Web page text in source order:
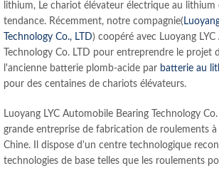
lithium, Le chariot élévateur électrique au lithium
tendance. Récemment, notre compagnie(
Technology Co., LTD) coopéré avec Luoyang
Technology Co. LTD pour entreprendre le projet
l'ancienne batterie plomb-acide par batterie au
pour des centaines de chariots élévateurs.
Luoyang LYC Automobile Bearing Technology
grande entreprise de fabrication de roulements à
Chine. Il dispose d'un centre technologique
technologies de base telles que les roulements